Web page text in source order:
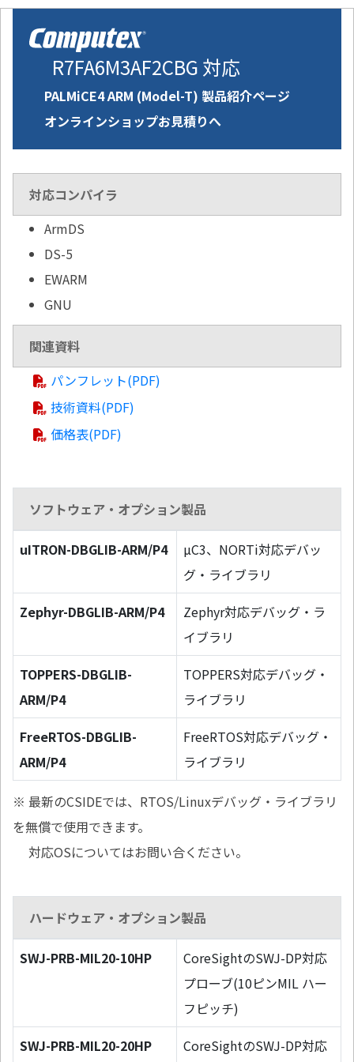
R7FA6M3AF2CBG 対応
PALMiCE4 ARM (Model-T) 製品紹介ページ
オンラインショップお見積りへ
対応コンパイラ
ArmDS
DS-5
EWARM
GNU
関連資料
パンフレット(PDF)
技術資料(PDF)
価格表(PDF)
ソフトウェア・オプション製品
uITRON-DBGLIB-ARM/P4
µC3、NORTi対応デバッ
グ・ライブラリ
Zephyr-DBGLIB-ARM/P4
Zephyr対応デバッグ・ラ
イブラリ
TOPPERS-DBGLIB-
ARM/P4
TOPPERS対応デバッグ・
ライブラリ
FreeRTOS-DBGLIB-
ARM/P4
FreeRTOS対応デバッグ・
ライブラリ
※ 最新のCSIDEでは、RTOS/Linuxデバッグ・ライブラリ
を無償で使用できます。
対応OSについてはお問い合ください。
ハードウェア・オプション製品
SWJ-PRB-MIL20-10HP
CoreSightのSWJ-DP対応
プローブ(10ピンMIL ハー
フピッチ)
SWJ-PRB-MIL20-20HP
CoreSightのSWJ-DP対応